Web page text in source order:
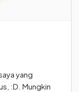
yang
:D. Mungkin